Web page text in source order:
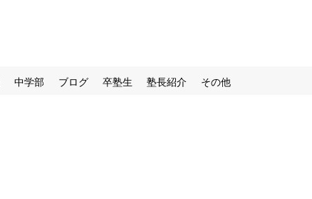
中学部 ブログ 卒塾生 塾長紹介 その他